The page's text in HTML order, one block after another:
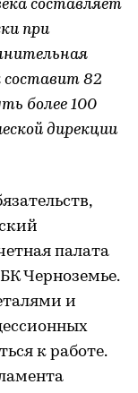
составляет
при
составит 82
более 100
дирекции
палата
Черноземье.
и
к работе.